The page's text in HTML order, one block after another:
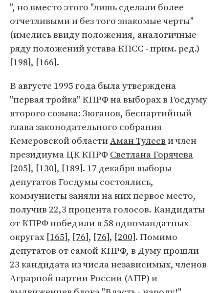
", но вместо этого "лишь сделали более
отчетливыми и без того знакомые черты"
(имелись ввиду положения, аналогичные
ряду положений устава КПСС - прим. ред.)
[198], [166].
В августе 1995 года была утверждена
"первая тройка" КПРФ на выборах в Госдуму
второго созыва: Зюганов, беспартийный
глава законодательного собрания
Кемеровской областиАман Тулееви член
президиума ЦК КПРФСветлана Горячева
[205], [130], [189]. 17 декабря выборы
депутатов Госдумы состоялись,
коммунисты заняли на них первое место,
получив 22,3 процента голосов. Кандидаты
от КПРФ победили в 58 одномандатных
округах [165], [76], [76], [200]. Помимо
депутатов от самой КПРФ, в Думу прошли
23 кандидата из числа независимых, членов
Аграрной партии России (АПР) и